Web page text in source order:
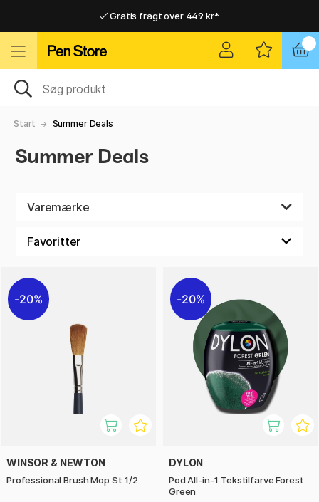
Gratis fragt over 449 kr*
Hurtigt til dør eller pakkeshop
Hurtigt til dør eller pakkeshop
Start Summer Deals
Summer Deals
Varemærke
20%
WINSOR & NEWTON
Professional Brush Mop St 1/2
20%
DYLON
Pod All-in-1 Tekstilfarve Forest
Green